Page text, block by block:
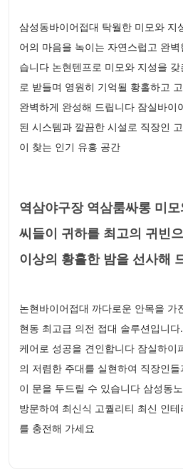
삼성동바이어접대 탁월한 미모와 지
어의 마음을 녹이는 자연스럽고 완
습니다 논현텐프로 미모와 지성을
로 받들며 영원히 기억될 황홀하고
완벽하게 완성해 드립니다 잠실바이
된 시스템과 깔끔한 시설로 직장인
이 찾는 인기 유흥 공간
역삼야구장 역삼룸싸롱 미
씨들이 귀하를 최고의 귀빈
이상의 황홀한 밤을 선사해
논현바이어접대 까다로운 안목을 가
현동 최고급 의전 접대 솔루션입니
케어로 성공을 견인합니다 잠실하이
의 저렴한 주대를 실현하여 직장인
이 문을 두드릴 수 있습니다 삼성동
방문하여 최신식 고퀄리티 최신 인
를 충전해 가세요